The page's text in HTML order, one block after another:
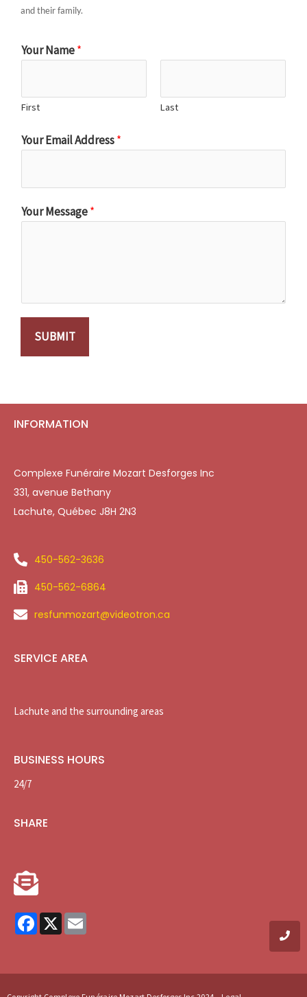
and their family.
Your Name*
First Last
Your Email Address*
Your Message*
SUBMIT
INFORMATION
Complexe Funéraire Mozart Desforges Inc
331, avenue Bethany
Lachute, Québec J8H 2N3
450-562-3636
450-562-6864
resfunmozart@videotron.ca
SERVICE AREA
Lachute and the surrounding areas
BUSINESS HOURS
24/7
SHARE
Facebook
X